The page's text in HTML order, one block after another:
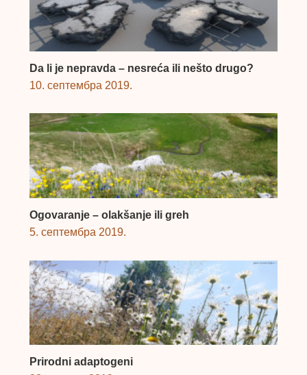
Da li je nepravda – nesreća ili nešto drugo?
10. септембра 2019.
Ogovaranje – olakšanje ili greh
5. септембра 2019.
Prirodni adaptogeni